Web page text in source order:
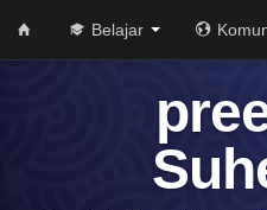
Belajar